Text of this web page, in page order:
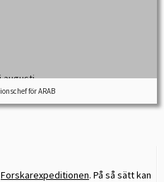
för ARAB
Forskarexpeditionen. På så sätt kan